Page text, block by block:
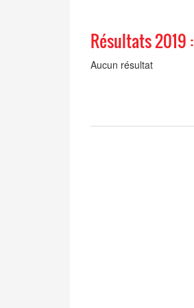
Résultats 2019 :
Aucun résultat